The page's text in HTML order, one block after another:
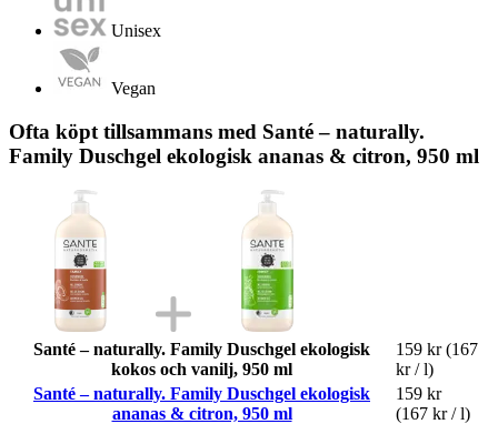
Unisex
Vegan
Ofta köpt tillsammans med Santé – naturally.
Family Duschgel ekologisk ananas & citron, 950 ml
Santé – naturally. Family Duschgel ekologisk
kokos och vanilj, 950 ml
159 kr (167
kr / l)
Santé – naturally. Family Duschgel ekologisk
ananas & citron, 950 ml
159 kr
(167 kr / l)